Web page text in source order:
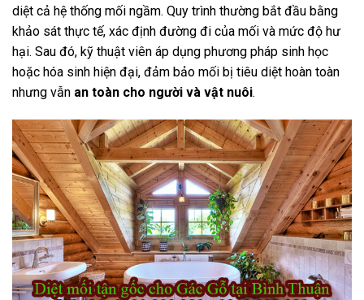
diệt cả hệ thống mối ngầm. Quy trình thường bắt đầu bằng
khảo sát thực tế, xác định đường đi của mối và mức độ hư
hại. Sau đó, kỹ thuật viên áp dụng phương pháp sinh học
hoặc hóa sinh hiện đại, đảm bảo mối bị tiêu diệt hoàn toàn
nhưng vẫn an toàn cho người và vật nuôi.